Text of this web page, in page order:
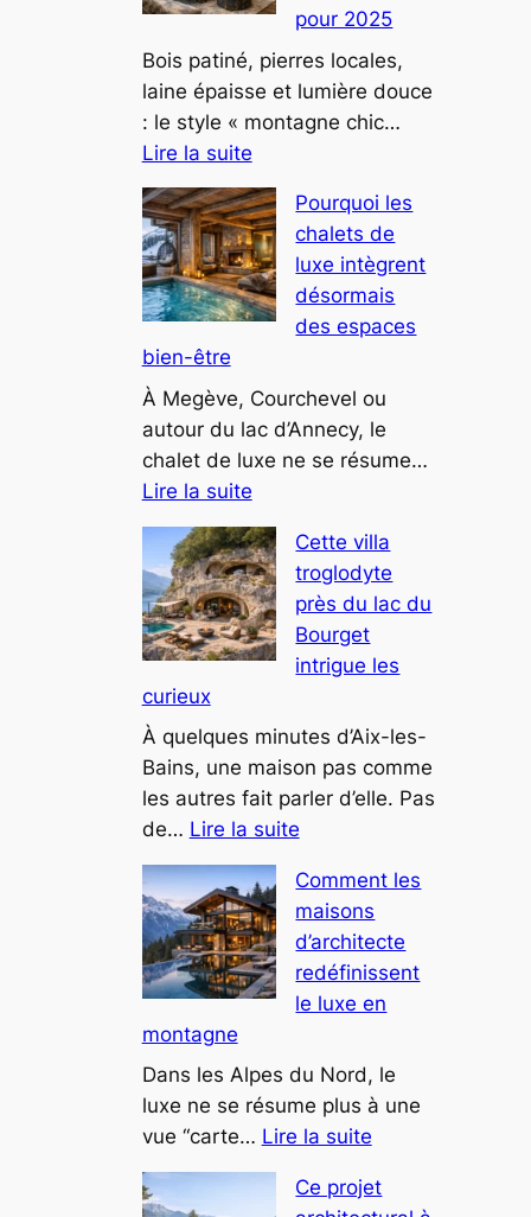
résidence
privée
attire
les
investisseurs
pour 2025
Bois patiné, pierres locales,
laine épaisse et lumière douce
: le style « montagne chic…
Lire la suite:
Les
tendances
déco
montagne
chic
Pourquoi les
chalets de
luxe intègrent
désormais
des espaces
bien-être
À Megève, Courchevel ou
autour du lac d’Annecy, le
chalet de luxe ne se résume…
Lire la suite:
les
chalets
de
luxe
intègrent
des
espaces
bien-
être
Cette villa
troglodyte
près du lac du
Bourget
intrigue les
curieux
À quelques minutes d’Aix-les-
Bains, une maison pas comme
les autres fait parler d’elle. Pas
de… Lire la suite:
villa
troglodyte
près
du
lac
Bourget
intrigue
les
Comment les
maisons
d’architecte
redéfinissent
le luxe en
montagne
Dans les Alpes du Nord, le
luxe ne se résume plus à une
vue “carte… Lire la suite:
les
Ce projet